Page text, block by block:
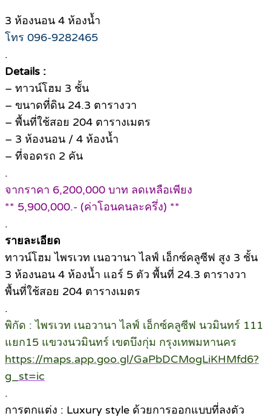
3 ห้องนอน 4 ห้องน้ำ
โทร 096-9282465
.
Details :
– ทาวน์โฮม 3 ชั้น
– ขนาดที่ดิน 24.3 ตารางวา
– พื้นที่ใช้สอย 204 ตารางเมตร
– 3 ห้องนอน / 4 ห้องน้ำ
– ที่จอดรถ 2 คัน
.
จากราคา 6,200,000 บาท ลดเหลือเพียง
** 5,900,000.- (ค่าโอนคนละครึ่ง) **
.
รายละเอียด
ทาวน์โฮม ไพรเวท เนอวานา ไลฟ์ เอ็กซ์คลูซีฟ สูง 3 ชั้น
3 ห้องนอน 4 ห้องน้ำ แอร์ 5 ตัว พื้นที่ 24.3 ตารางวา
พื้นที่ใช้สอย 204 ตารางเมตร
.
พิกัด : ไพรเวท เนอวานา ไลฟ์ เอ็กซ์คลูซีฟ นวมินทร์ 111
แยก15 แขวงนวมินทร์ เขตบึงกุ่ม กรุงเทพมหานคร
https://maps.app.goo.gl/GaPbDCMogLiKHMfd6?
g_st=ic
.
การตกแต่ง : Luxury style ด้วยการออกแบบที่ลงตัว